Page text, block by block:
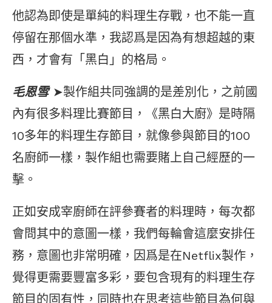
他認為即使是單純的料理生存戰，也不能一直
停留在那個水準，我認爲是因為有想超越的東
西，才會有「黑白」的格局。
毛恩雪➤製作組共同強調的是差別化，之前國
內有很多料理比賽節目，《黑白大廚》是時隔
10多年的料理生存節目，就像參與節目的100
名廚師一樣，製作組也需要賭上自己經歷的一
擊。
正如安成宰廚師在評參賽者的料理時，每次都
會問其中的意圖一樣，我們每輪會這麼安排任
務，意圖也非常明確，因爲是在Netflix製作，
覺得更需要豐富多彩，要包含現有的料理生存
節目的固有性，同時也在思考這些節目為何與